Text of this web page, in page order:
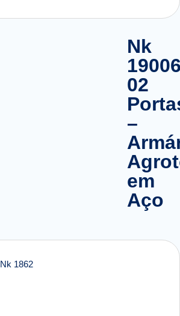
Nk
02
–
em
Aço
Nk 1862